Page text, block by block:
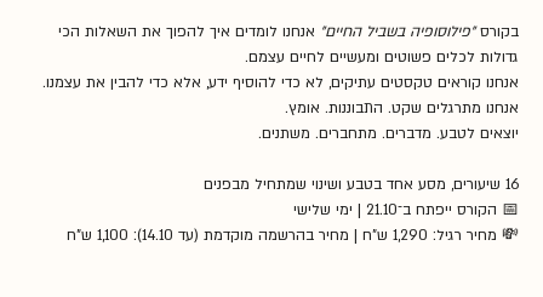
בקורס "פילוסופיה בשביל החיים" אנחנו לומדים איך להפוך את השאלות הכי
גדולות לכלים פשוטים ומעשיים לחיים עצמם.
אנחנו קוראים טקסטים עתיקים, לא כדי להוסיף ידע, אלא כדי להבין את עצמנו.
אנחנו מתרגלים שקט. התבוננות. אומץ.
יוצאים לטבע. מדברים. מתחברים. משתנים.
16 שיעורים, מסע אחד בטבע ושינוי שמתחיל מבפנים
📅 הקורס ייפתח ב־21.10 | ימי שלישי
💸 מחיר רגיל: 1,290 ש"ח | מחיר בהרשמה מוקדמת (עד 14.10): 1,100 ש"ח